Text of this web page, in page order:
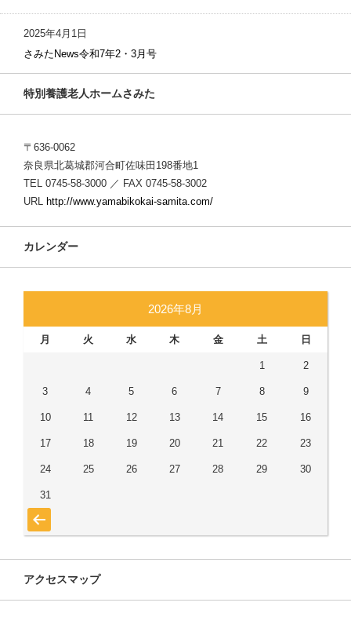
2025年4月1日
さみたNews令和7年2・3月号
特別養護老人ホームさみた
〒636-0062
奈良県北葛城郡河合町佐味田198番地1
TEL 0745-58-3000 ／ FAX 0745-58-3002
URL http://www.yamabikokai-samita.com/
カレンダー
2026年8月
月 火 水 木 金 土 日
1 2
3 4 5 6 7 8 9
10 11 12 13 14 15 16
17 18 19 20 21 22 23
24 25 26 27 28 29 30
31
« 7月
アクセスマップ